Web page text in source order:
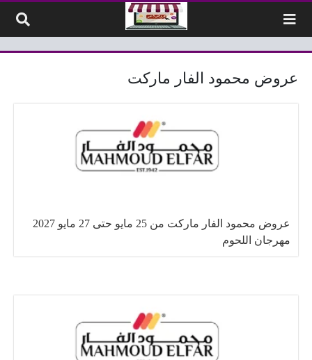
عروض محمود الفار ماركت
عروض محمود الفار ماركت من 25 مايو حتى 27 مايو 2027
مهرجان اللحوم